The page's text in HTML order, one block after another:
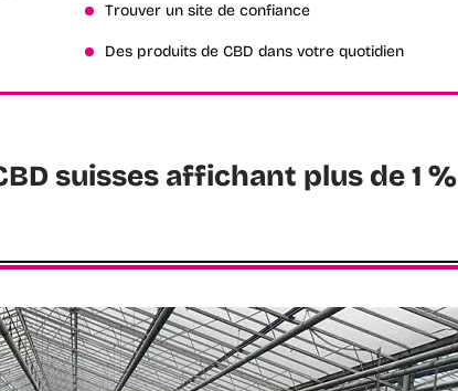
Trouver un site de confiance
Des produits de CBD dans votre quotidien
suisses affichant plus de 1 %